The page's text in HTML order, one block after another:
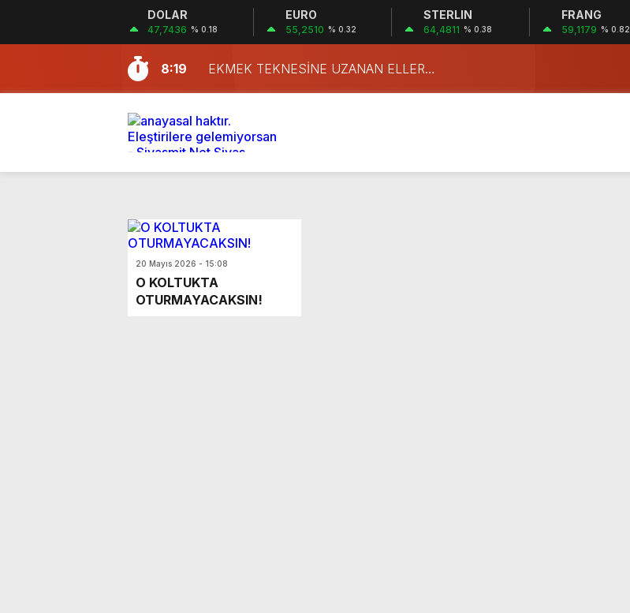
DOLAR
47,7436 % 0.18
EURO
55,2510 % 0.32
STERLIN
64,4811 % 0.38
FRANG
59,1179 % 0.82
8:19 EKMEK TEKNESİNE UZANAN ELLER…
20 Mayıs 2026 - 15:08
O KOLTUKTA
OTURMAYACAKSIN!